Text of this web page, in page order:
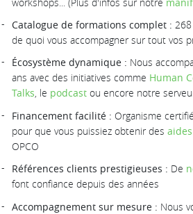
Catalogue de formations complet :
de quoi vous accompagner sur tout vos
Écosystème dynamique : Nous
ans avec des initiatives comme Human
Talks, le podcast ou encore notre
Financement facilité : Organisme
pour que vous puissiez obtenir des
OPCO
Références clients prestigieuses : De
font confiance depuis des années
Accompagnement sur mesure : Nous